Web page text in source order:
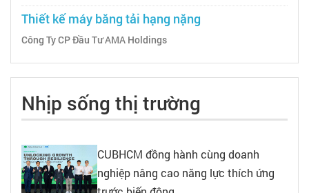
Thiết kế máy băng tải hạng nặng
Công Ty CP Đầu Tư AMA Holdings
Nhịp sống thị trường
CUBHCM đồng hành cùng doanh
nghiệp nâng cao năng lực thích ứng